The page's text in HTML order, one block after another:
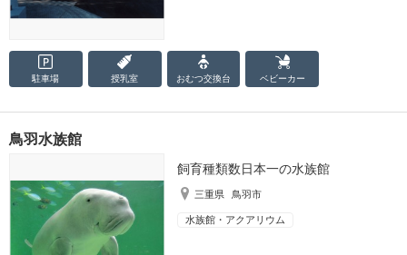
駐車場 授乳室 おむつ交換台 ベビーカー
鳥羽水族館
飼育種類数日本一の水族館
三重県 鳥羽市
水族館・アクアリウム